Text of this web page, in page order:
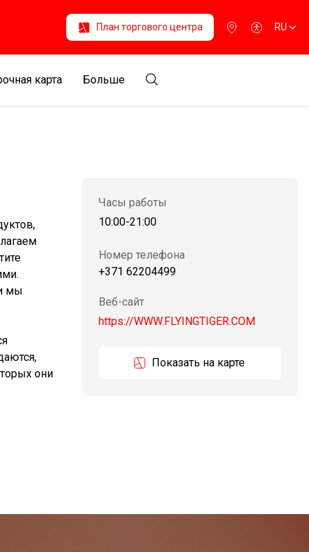
План торгового центра RU
карта Больше
мы
они
Часы работы
10:00-21:00
Номер телефона
+371 62204499
Веб-сайт
https://WWW.FLYINGTIGER.COM
Показать на карте